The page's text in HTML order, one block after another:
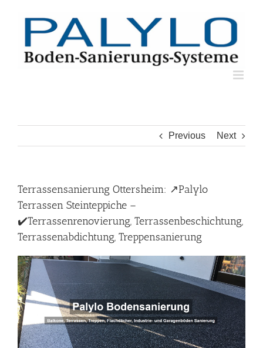
Previous Next
Terrassensanierung Ottersheim: ↗️Palylo
Terrassen Steinteppiche –
✔️Terrassenrenovierung, Terrassenbeschichtung,
Terrassenabdichtung, Treppensanierung